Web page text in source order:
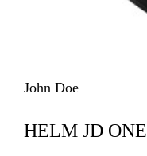
John Doe
HELM JD